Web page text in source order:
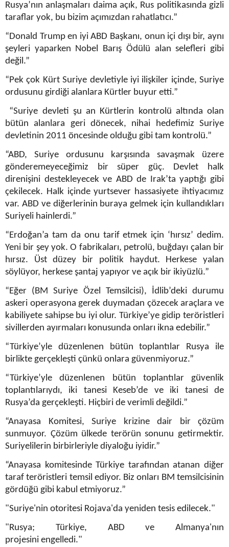
Rusya’nın anlaşmaları daima açık, Rus politikasında gizli
taraflar yok, bu bizim açımızdan rahatlatıcı.”
“Donald Trump en iyi ABD Başkanı, onun içi dışı bir, aynı
şeyleri yaparken Nobel Barış Ödülü alan selefleri gibi
değil.”
“Pek çok Kürt Suriye devletiyle iyi ilişkiler içinde, Suriye
ordusunu girdiği alanlara Kürtler buyur etti.”
“Suriye devleti şu an Kürtlerin kontrolü altında olan
bütün alanlara geri dönecek, nihai hedefimiz Suriye
devletinin 2011 öncesinde olduğu gibi tam kontrolü.”
“ABD, Suriye ordusunu karşısında savaşmak üzere
gönderemeyeceğimiz bir süper güç. Devlet halk
direnişini destekleyecek ve ABD de Irak’ta yaptığı gibi
çekilecek. Halk içinde yurtsever hassasiyete ihtiyacımız
var. ABD ve diğerlerinin buraya gelmek için kullandıkları
Suriyeli hainlerdi.”
“Erdoğan’a tam da onu tarif etmek için ‘hırsız’ dedim.
Yeni bir şey yok. O fabrikaları, petrolü, buğdayı çalan bir
hırsız. Üst düzey bir politik haydut. Herkese yalan
söylüyor, herkese şantaj yapıyor ve açık bir ikiyüzlü.”
“Eğer (BM Suriye Özel Temsilcisi), İdlib’deki durumu
askeri operasyona gerek duymadan çözecek araçlara ve
kabiliyete sahipse bu iyi olur. Türkiye’ye gidip teröristleri
sivillerden ayırmaları konusunda onları ikna edebilir.”
“Türkiye’yle düzenlenen bütün toplantılar Rusya ile
birlikte gerçekleşti çünkü onlara güvenmiyoruz.”
“Türkiye’yle düzenlenen bütün toplantılar güvenlik
toplantılarıydı, iki tanesi Keseb’de ve iki tanesi de
Rusya’da gerçekleşti. Hiçbiri de verimli değildi.”
“Anayasa Komitesi, Suriye krizine dair bir çözüm
sunmuyor. Çözüm ülkede terörün sonunu getirmektir.
Suriyelilerin birbirleriyle diyaloğu iyidir.”
“Anayasa komitesinde Türkiye tarafından atanan diğer
taraf teröristleri temsil ediyor. Biz onları BM temsilcisinin
gördüğü gibi kabul etmiyoruz.”
"Suriye'nin otoritesi Rojava'da yeniden tesis edilecek."
"Rusya; Türkiye, ABD ve Almanya'nın
projesini engelledi."